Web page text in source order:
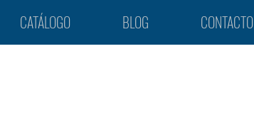
CATÁLOGO BLOG CONTACTO